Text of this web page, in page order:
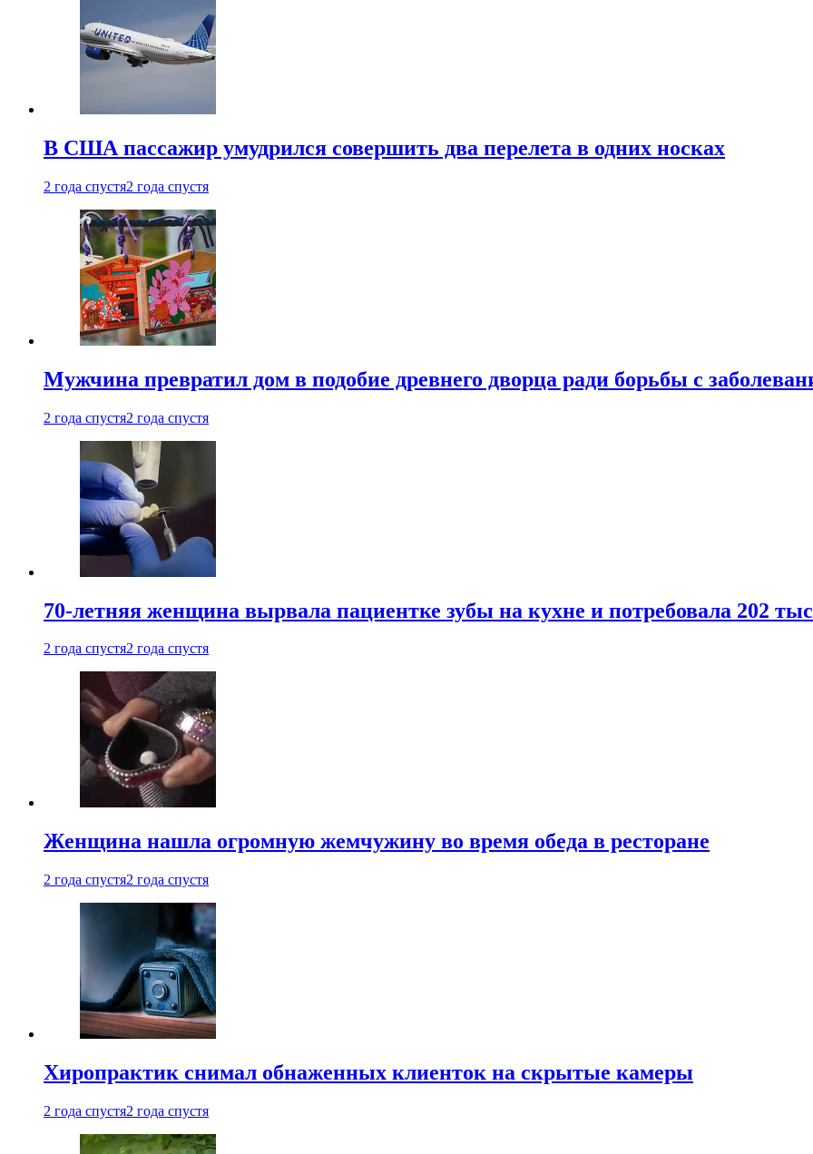
В США пассажир умудрился совершить два перелета в одних носках
2 года спустя2 года спустя
Мужчина превратил дом в подобие древнего дворца ради борьбы с
2 года спустя2 года спустя
70-летняя женщина вырвала пациентке зубы на кухне и потребовала 202
2 года спустя2 года спустя
Женщина нашла огромную жемчужину во время обеда в ресторане
2 года спустя2 года спустя
Хиропрактик снимал обнаженных клиенток на скрытые камеры
2 года спустя2 года спустя